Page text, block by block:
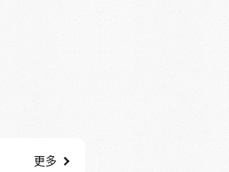
更多